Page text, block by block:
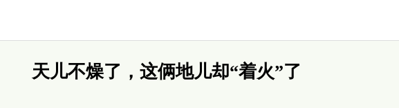
天儿不燥了，这俩地儿却“着火”了